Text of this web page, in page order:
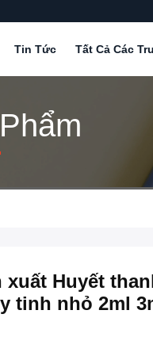
Tin Tức Tất Cả Các
xuất Huyết
tinh nhỏ 2ml